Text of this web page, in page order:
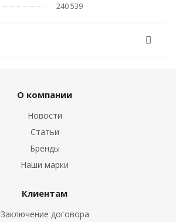
240 539
О компании
Новости
Статьи
Бренды
Наши марки
Клиентам
Заключение договора